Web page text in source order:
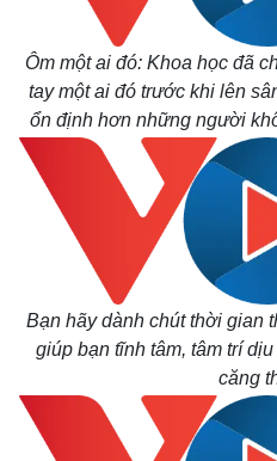
Ôm một ai đó: Khoa học đã
tay một ai đó trước khi lên
ổn định hơn những người
Bạn hãy dành chút thời gian
giúp bạn tĩnh tâm, tâm trí
căng